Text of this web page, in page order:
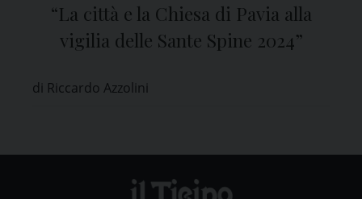
“La città e la Chiesa di Pavia alla
vigilia delle Sante Spine 2024”
di Riccardo Azzolini